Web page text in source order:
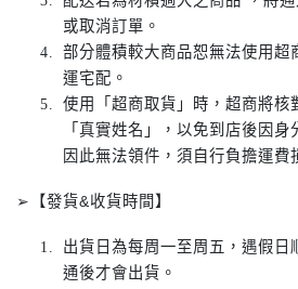
或取消訂單。
部分體積較大商品恕無法使用超
運宅配。
使用「超商取貨」時，超商將核
「真實姓名」，以免到店後因
因此無法領件，須自行負擔運費
➢【發貨&收貨時間】
出貨日為每周一至周五，遇假日
通後才會出貨。